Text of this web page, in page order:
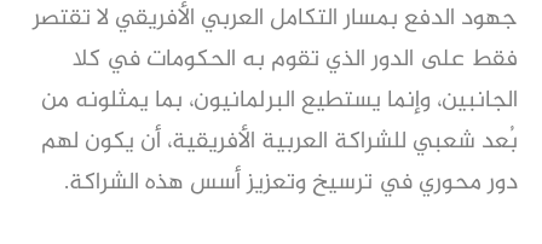
جهود الدفع بمسار التكامل العربي الأفريقي لا تقتصر
فقط على الدور الذي تقوم به الحكومات في كلا
الجانبين، وإنما يستطيع البرلمانيون، بما يمثلونه من
بُعد شعبي للشراكة العربية الأفريقية، أن يكون لهم
دور محوري في ترسيخ وتعزيز أسس هذه الشراكة.